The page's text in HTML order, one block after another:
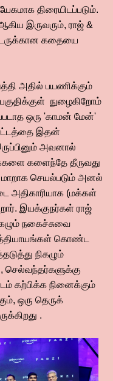
திரையிடப்படும்.
இருவரும், ராஜ் &
கதையை
அதில் பயணிக்கும்
நுழைகிறோம்
ஒரு 'காமன் மேன்'
இதன்
அவனால்
களைந்தே தீருவது
செயல்படும் அனல்
அதிகாரியாக (மக்கள்
இயக்குநர்கள் ராஜ்
நகைச்சுவை
கொண்ட
நிகழும்
செல்வந்தர்களுக்கு
கற்பிக்க நினைக்கும்
ஒரு தெருக்
.